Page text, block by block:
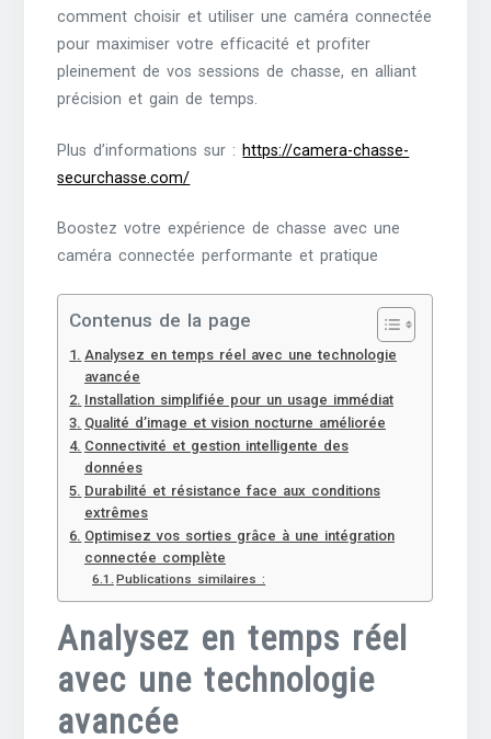
comment choisir et utiliser une caméra connectée
pour maximiser votre efficacité et profiter
pleinement de vos sessions de chasse, en alliant
précision et gain de temps.
Plus d’informations sur : https://camera-chasse-
securchasse.com/
Boostez votre expérience de chasse avec une
caméra connectée performante et pratique
Contenus de la page
Analysez en temps réel avec une technologie
avancée
Installation simplifiée pour un usage immédiat
Qualité d’image et vision nocturne améliorée
Connectivité et gestion intelligente des
données
Durabilité et résistance face aux conditions
extrêmes
Optimisez vos sorties grâce à une intégration
connectée complète
Publications similaires :
Analysez en temps réel
avec une technologie
avancée